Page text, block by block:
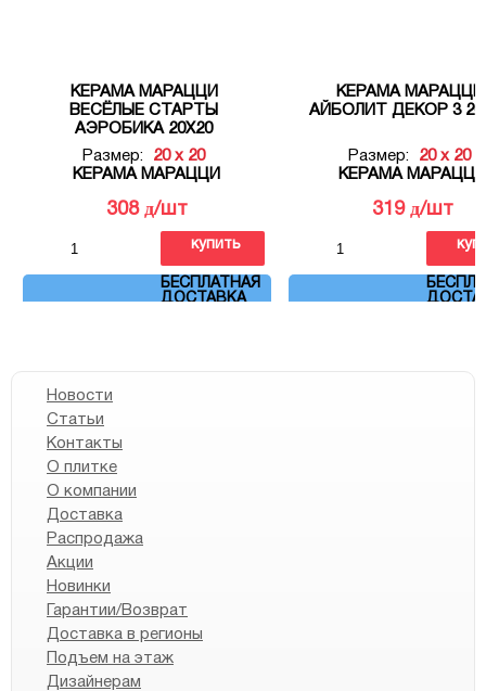
КЕРАМА МАРАЦЦИ
ВЕСЁЛЫЕ СТАРТЫ
АЭРОБИКА 20Х20
Размер:
20 x 20
КЕРАМА МАРАЦЦИ
308 д/шт
БЕСПЛАТНАЯ
ДОСТАВКА
купить
Артикул: OS\A252\5009
КЕРАМА МАРАЦЦИ
АЙБОЛИТ ДЕКОР 3
Размер:
20 x 20
КЕРАМА МАРАЦЦИ
319 д/шт
Артикул: VT\A503\5009
Новости
Статьи
Контакты
О плитке
О компании
Доставка
Распродажа
Акции
Новинки
Гарантии/Возврат
Доставка в регионы
Подъем на этаж
Дизайнерам